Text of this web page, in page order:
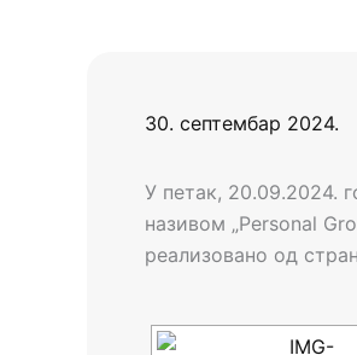
30. септембар 2024.
У петак, 20.09.2024.
називом „Personal
реализовано од